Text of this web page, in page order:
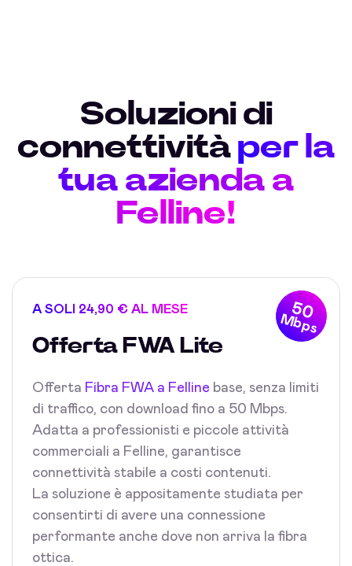
Soluzioni di
connettività per la
tua azienda a
Felline!
50
Mbps
A SOLI 24,90 € AL MESE
Offerta FWA Lite
Offerta Fibra FWA a Felline base, senza limiti
di traffico, con download fino a 50 Mbps.
Adatta a professionisti e piccole attività
commerciali a Felline, garantisce
connettività stabile a costi contenuti.
La soluzione è appositamente studiata per
consentirti di avere una connessione
performante anche dove non arriva la fibra
ottica.